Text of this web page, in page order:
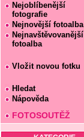
Nejoblíbenější
fotografie
Nejnovější fotoalba
Nejnavštěvovanější
fotoalba
Vložit novou fotku
Hledat
Nápověda
FOTOSOUTĚŽ